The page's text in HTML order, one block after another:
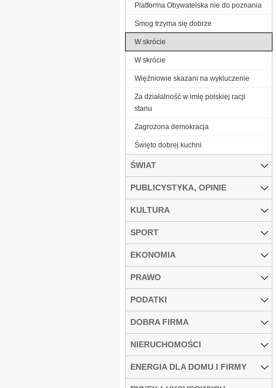
Platforma Obywatelska nie do poznania
Smog trzyma się dobrze
W skrócie
W skrócie
Więźniowie skazani na wykluczenie
Za działalność w imię polskiej racji
stanu
Zagrożona demokracja
Święto dobrej kuchni
ŚWIAT
PUBLICYSTYKA, OPINIE
KULTURA
SPORT
EKONOMIA
PRAWO
PODATKI
DOBRA FIRMA
NIERUCHOMOŚCI
ENERGIA DLA DOMU I FIRMY